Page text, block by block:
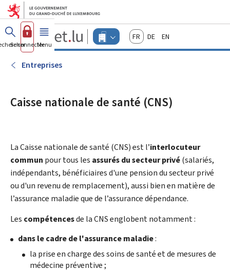
Aller au menu principal
Aller au contenu
Guichet.lu
Changer
d'espace
FrançaisDeutschEnglish
Se connecterMenu principal
Entreprises
Caisse nationale de santé (CNS)
LaCaisse nationale de santé (CNS) est l’interlocuteur
commun pour tous les assurés du secteur privé(salariés,
indépendants, bénéficiaires d'une pension du secteur privé
ou d'un revenu de remplacement), aussi bien en matière de
l’assurance maladie que de l’assurance dépendance.
Les compétencesde la CNS englobent notamment :
dans le cadre de l'assurance maladie:
la prise en charge des soins de santé et de mesures de
médecine préventive ;